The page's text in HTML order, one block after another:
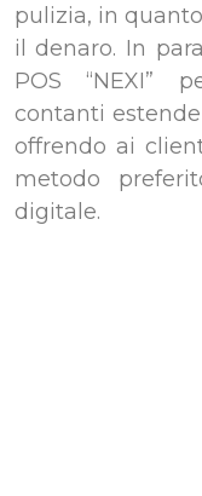
pulizia, in
il denaro. In
POS “NEXI”
contanti
offrendo ai
metodo
digitale.